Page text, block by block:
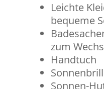
Leichte
bequeme
zum
Handtuch
Sonnen-